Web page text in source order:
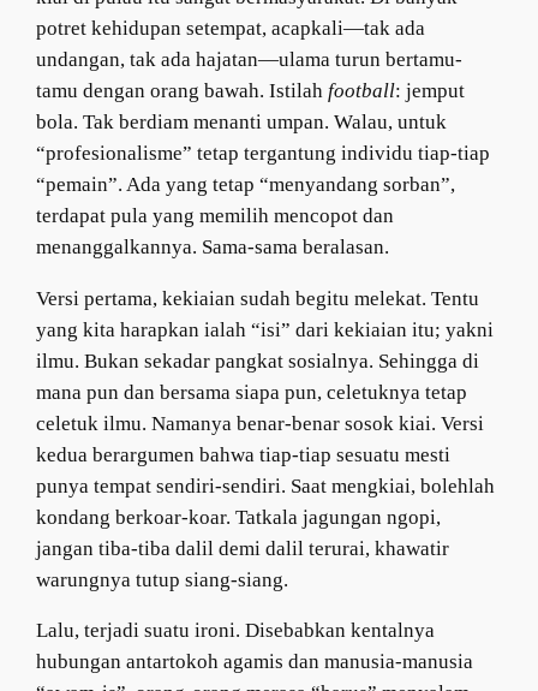
potret kehidupan setempat, acapkali—tak ada
undangan, tak ada hajatan—ulama turun bertamu-
tamu dengan orang bawah. Istilahfootball: jemput
bola. Tak berdiam menanti umpan. Walau, untuk
“profesionalisme” tetap tergantung individu tiap-tiap
“pemain”. Ada yang tetap “menyandang sorban”,
terdapat pula yang memilih mencopot dan
menanggalkannya. Sama-sama beralasan.
Versi pertama, kekiaian sudah begitu melekat. Tentu
yang kita harapkan ialah “isi” dari kekiaian itu; yakni
ilmu. Bukan sekadar pangkat sosialnya. Sehingga di
mana pun dan bersama siapa pun, celetuknya tetap
celetuk ilmu. Namanya benar-benar sosok kiai. Versi
kedua berargumen bahwa tiap-tiap sesuatu mesti
punya tempat sendiri-sendiri. Saat mengkiai, bolehlah
kondang berkoar-koar. Tatkala jagungan ngopi,
jangan tiba-tiba dalil demi dalil terurai, khawatir
warungnya tutup siang-siang.
Lalu, terjadi suatu ironi. Disebabkan kentalnya
hubungan antartokoh agamis dan manusia-manusia